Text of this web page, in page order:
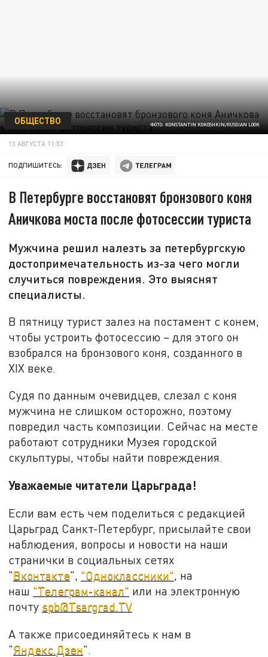
ФОТО: KONSTANTIN KOKOSHKIN/RUSSIAN LOOK
ОБЩЕСТВО
13 АВГУСТА 11:53
ПОДПИШИТЕСЬ:
В Петербурге восстановят бронзового коня
Аничкова моста после фотосессии туриста
Мужчина решил налезть за петербургскую
достопримечательность из-за чего могли
случиться повреждения. Это выяснят
специалисты.
В пятницу турист залез на постамент с конем,
чтобы устроить фотосессию – для этого он
взобрался на бронзового коня, созданного в
XIX веке.
Судя по данным очевидцев, слезал с коня
мужчина не слишком осторожно, поэтому
повредил часть композиции. Сейчас на месте
работают сотрудники Музея городской
скульптуры, чтобы найти повреждения.
Уважаемые читатели Царьграда!
Если вам есть чем поделиться с редакцией
Царьград Санкт-Петербург, присылайте свои
наблюдения, вопросы и новости на наши
странички в социальных сетях
"Вконтакте", "Одноклассники", на
наш "Телеграм-канал" или на электронную
почту spb@Tsargrad.TV
А также присоединяйтесь к нам в
"Яндекс.Дзен".